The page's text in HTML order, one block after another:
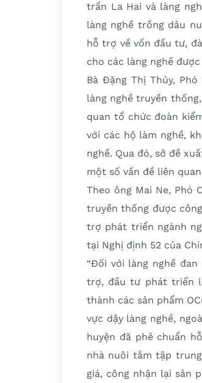
trấn La Hai và làng
làng nghề trồng dâu
hỗ trợ về vốn đầu tư,
cho các làng nghề
Bà Đặng Thị Thủy,
làng nghề truyền
quan tổ chức đoàn
với các hộ làm nghề,
nghề. Qua đó, sở đề
một số vấn đề liên
Theo ông Mai Ne, Phó
truyền thống được
trợ phát triển ngành
tại Nghị định 52 của
“Đối với làng nghề
trợ, đầu tư phát triển
thành các sản phẩm
vực dậy làng nghề,
huyện đã phê chuẩn
nhà nuôi tằm tập
giá, công nhận lại sản